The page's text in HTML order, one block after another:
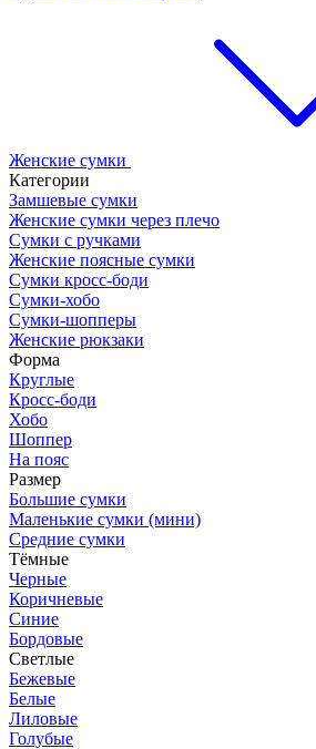
Женские сумки
Категории
Замшевые сумки
Женские сумки через плечо
Сумки с ручками
Женские поясные сумки
Сумки кросс-боди
Сумки-хобо
Сумки-шопперы
Женские рюкзаки
Форма
Круглые
Кросс-боди
Хобо
Шоппер
На пояс
Размер
Большие сумки
Маленькие сумки (мини)
Средние сумки
Тёмные
Черные
Коричневые
Синие
Бордовые
Светлые
Бежевые
Белые
Лиловые
Голубые